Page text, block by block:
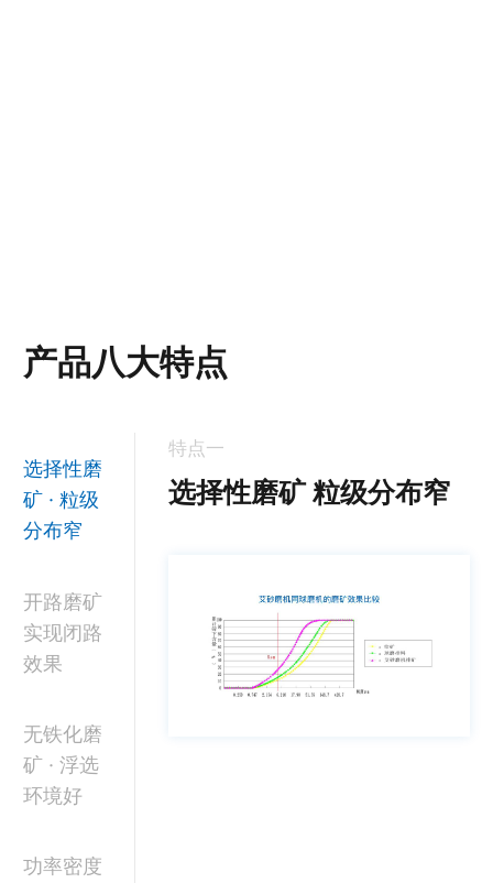
产品八大特点
选择性磨
矿 · 粒级
分布窄
开路磨矿
实现闭路
效果
无铁化磨
矿 · 浮选
环境好
功率密度
特点一
选择性磨矿 粒级分布窄